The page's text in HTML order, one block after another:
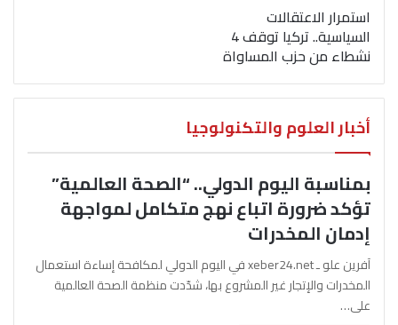
استمرار الاعتقالات
السياسية.. تركيا توقف 4
نشطاء من حزب المساواة
أخبار العلوم والتكنولوجيا
بمناسبة اليوم الدولي.. “الصحة العالمية”
تؤكد ضرورة اتباع نهج متكامل لمواجهة
إدمان المخدرات
آفرين علو ـ xeber24.net في اليوم الدولي لمكافحة إساءة استعمال
المخدرات والإتجار غير المشروع بها، شدّدت منظمة الصحة العالمية
على…